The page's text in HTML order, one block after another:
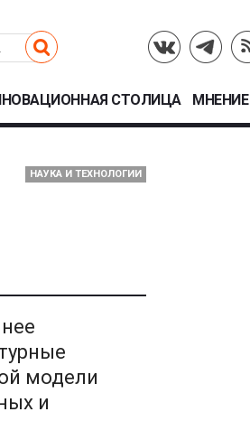
СТОЛИЦА МНЕНИЕ
НАУКА И ТЕХНОЛОГИИ
модели
и